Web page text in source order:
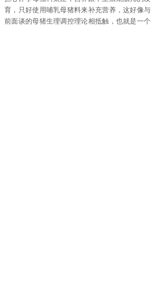
育，只好使用哺乳母猪料来补充营养，这好像与
前面谈的母猪生理调控理论相抵触，也就是一个